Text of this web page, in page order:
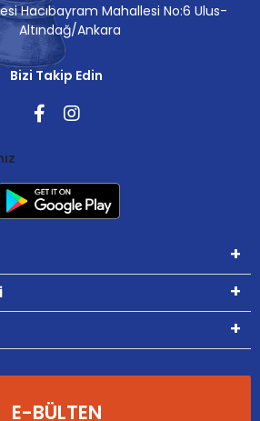
Hacıbayram Mahallesi No:6 Ulus-
Altındağ/Ankara
Bizi Takip Edin
E-BÜLTEN